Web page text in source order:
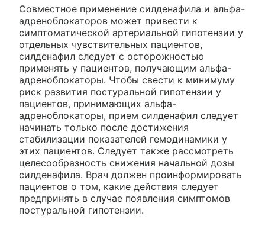
Совместное применение силденафила и альфа-
адреноблокаторов может привести к
симптоматической артериальной гипотензии у
отдельных чувствительных пациентов,
силденафил следует с осторожностью
применять у пациентов, получающим альфа-
адреноблокаторы. Чтобы свести к минимуму
риск развития постуральной гипотензии у
пациентов, принимающих альфа-
адреноблокаторы, прием силденафил следует
начинать только после достижения
стабилизации показателей гемодинамики у
этих пациентов. Следует также рассмотреть
целесообразность снижения начальной дозы
силденафила. Врач должен проинформировать
пациентов о том, какие действия следует
предпринять в случае появления симптомов
постуральной гипотензии.